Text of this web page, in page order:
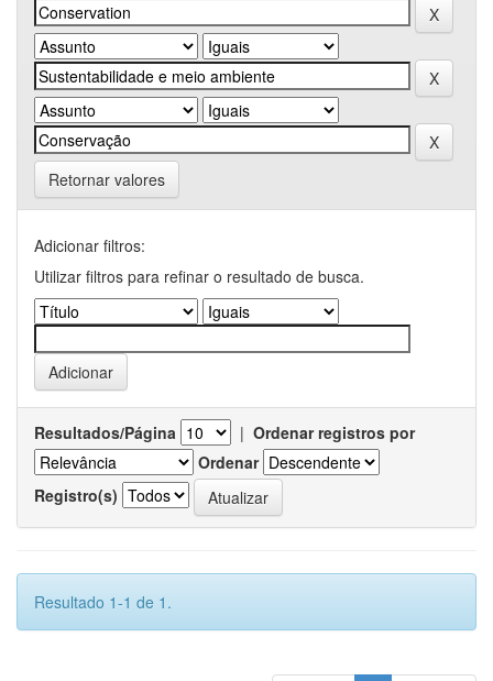
Retornar valores
Adicionar filtros:
Utilizar filtros para refinar o resultado de busca.
Resultados/Página | Ordenar registros por
Ordenar
Registro(s)
Resultado 1-1 de 1.